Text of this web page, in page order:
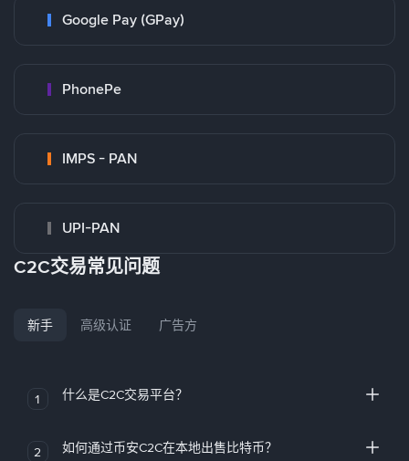
Google Pay (GPay)
PhonePe
IMPS - PAN
UPI-PAN
C2C交易常见问题
新手 高级认证 广告方
1 什么是C2C交易平台？
2 如何通过币安C2C在本地出售比特币？